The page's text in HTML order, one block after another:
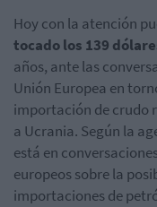
Hoycon la atención
tocado los 139
años, ante las
Unión Europea en
importación de crudo
a Ucrania. Según la
está en
europeos sobre la
importaciones de